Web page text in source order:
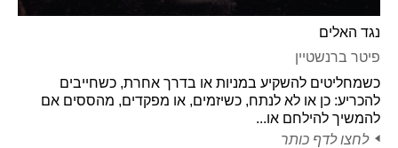
נגד האלים
פיטר ברנשטיין
כשמחליטים להשקיע במניות או בדרך אחרת, כשחייבים
להכריע: כן או לא לנתח, כשיזמים, או מפקדים, מהססים אם
להמשיך להילחם או...
לחצו לדף כותר